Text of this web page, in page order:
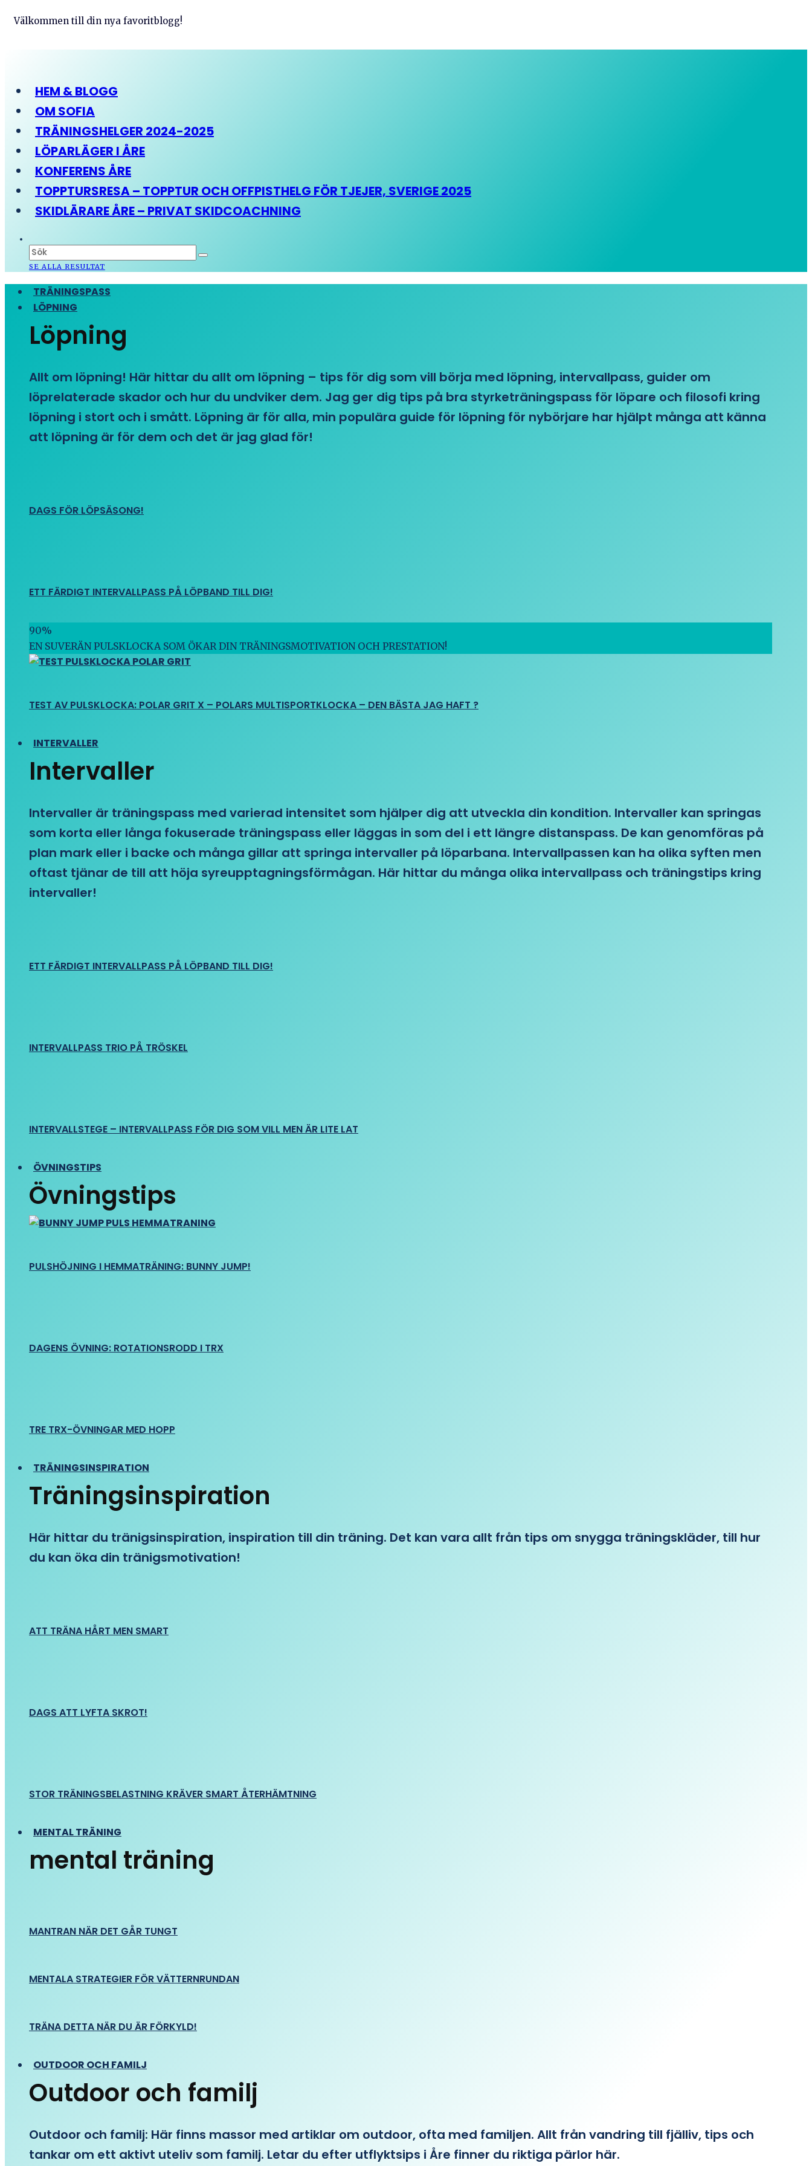
Välkommen till din nya favoritblogg!
HEM & BLOGG
OM SOFIA
TRÄNINGSHELGER 2024-2025
LÖPARLÄGER I ÅRE
KONFERENS ÅRE
TOPPTURSRESA – TOPPTUR OCH OFFPISTHELG FÖR TJEJER, SVERIGE 2025
SKIDLÄRARE ÅRE – PRIVAT SKIDCOACHNING
SE ALLA RESULTAT
TRÄNINGSPASS
LÖPNING
Löpning
Allt om löpning! Här hittar du allt om löpning – tips för dig som vill börja med löpning, intervallpass, guider om
löprelaterade skador och hur du undviker dem. Jag ger dig tips på bra styrketräningspass för löpare och filosofi kring
löpning i stort och i smått. Löpning är för alla, min populära guide för löpning för nybörjare har hjälpt många att känna
att löpning är för dem och det är jag glad för!
DAGS FÖR LÖPSÄSONG!
ETT FÄRDIGT INTERVALLPASS PÅ LÖPBAND TILL DIG!
90%
EN SUVERÄN PULSKLOCKA SOM ÖKAR DIN TRÄNINGSMOTIVATION OCH PRESTATION!
TEST AV PULSKLOCKA: POLAR GRIT X – POLARS MULTISPORTKLOCKA – DEN BÄSTA JAG HAFT ?
INTERVALLER
Intervaller
Intervaller är träningspass med varierad intensitet som hjälper dig att utveckla din kondition. Intervaller kan springas
som korta eller långa fokuserade träningspass eller läggas in som del i ett längre distanspass. De kan genomföras på
plan mark eller i backe och många gillar att springa intervaller på löparbana. Intervallpassen kan ha olika syften men
oftast tjänar de till att höja syreupptagningsförmågan. Här hittar du många olika intervallpass och träningstips kring
intervaller!
ETT FÄRDIGT INTERVALLPASS PÅ LÖPBAND TILL DIG!
INTERVALLPASS TRIO PÅ TRÖSKEL
INTERVALLSTEGE – INTERVALLPASS FÖR DIG SOM VILL MEN ÄR LITE LAT
ÖVNINGSTIPS
Övningstips
PULSHÖJNING I HEMMATRÄNING: BUNNY JUMP!
DAGENS ÖVNING: ROTATIONSRODD I TRX
TRE TRX-ÖVNINGAR MED HOPP
TRÄNINGSINSPIRATION
Träningsinspiration
Här hittar du tränigsinspiration, inspiration till din träning. Det kan vara allt från tips om snygga träningskläder, till hur
du kan öka din tränigsmotivation!
ATT TRÄNA HÅRT MEN SMART
DAGS ATT LYFTA SKROT!
STOR TRÄNINGSBELASTNING KRÄVER SMART ÅTERHÄMTNING
MENTAL TRÄNING
mental träning
MANTRAN NÄR DET GÅR TUNGT
MENTALA STRATEGIER FÖR VÄTTERNRUNDAN
TRÄNA DETTA NÄR DU ÄR FÖRKYLD!
OUTDOOR OCH FAMILJ
Outdoor och familj
Outdoor och familj: Här finns massor med artiklar om outdoor, ofta med familjen. Allt från vandring till fjälliv, tips och
tankar om ett aktivt uteliv som familj. Letar du efter utflyktsips i Åre finner du riktiga pärlor här.